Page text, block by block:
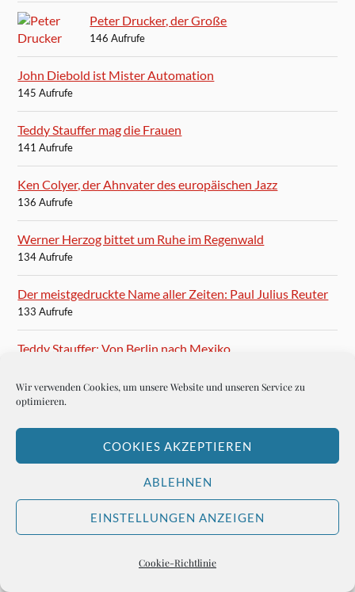
Wir verwenden Cookies, um unsere Website und unseren Service zu
optimieren.
COOKIES AKZEPTIEREN
ABLEHNEN
EINSTELLUNGEN ANZEIGEN
Cookie-Richtlinie
Peter Drucker, der Große
146 Aufrufe
John Diebold ist Mister Automation
145 Aufrufe
Teddy Stauffer mag die Frauen
141 Aufrufe
Ken Colyer, der Ahnvater des europäischen Jazz
136 Aufrufe
Werner Herzog bittet um Ruhe im Regenwald
134 Aufrufe
Der meistgedruckte Name aller Zeiten: Paul Julius Reuter
133 Aufrufe
Teddy Stauffer: Von Berlin nach Mexiko
Filmszenen wie aus einem Traum
B. Traven wohnt in München, Clemensstrasse 84
123 Aufrufe
John Naisbitt: China, China, China!